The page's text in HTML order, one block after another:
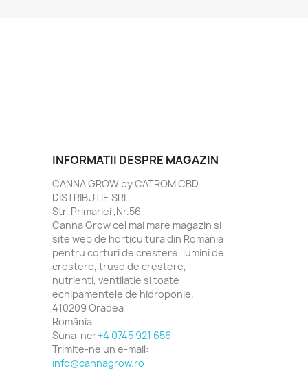
INFORMATII DESPRE MAGAZIN
CANNA GROW by CATROM CBD
DISTRIBUTIE SRL
Str. Primariei ,Nr.56
Canna Grow cel mai mare magazin si
site web de horticultura din Romania
pentru corturi de crestere, lumini de
crestere, truse de crestere,
nutrienti, ventilatie si toate
echipamentele de hidroponie.
410209 Oradea
România
Suna-ne: +4 0745 921 656
Trimite-ne un e-mail:
info@cannagrow.ro